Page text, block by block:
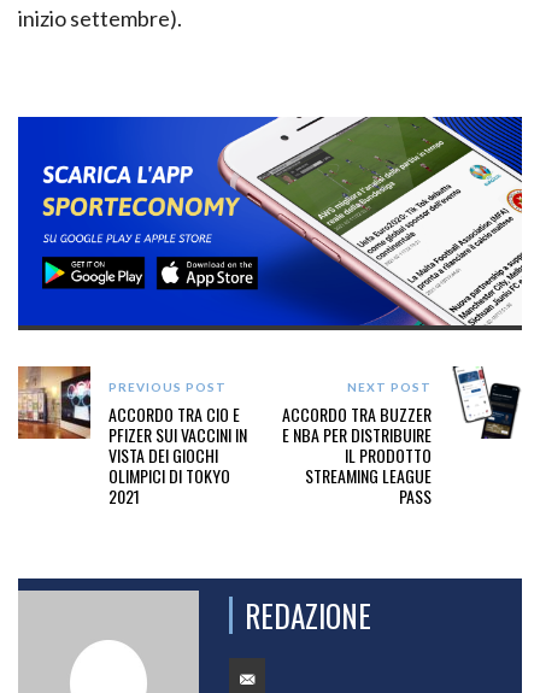
inizio settembre).
PREVIOUS POST
ACCORDO TRA CIO E
PFIZER SUI VACCINI IN
VISTA DEI GIOCHI
OLIMPICI DI TOKYO
2021
NEXT POST
ACCORDO TRA BUZZER
E NBA PER DISTRIBUIRE
IL PRODOTTO
STREAMING LEAGUE
PASS
REDAZIONE